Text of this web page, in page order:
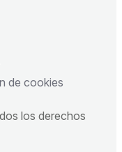
de cookies
los derechos